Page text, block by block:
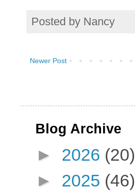
Posted by Nancy
Newer Post
Blog Archive
► 2026 (20)
► 2025 (46)